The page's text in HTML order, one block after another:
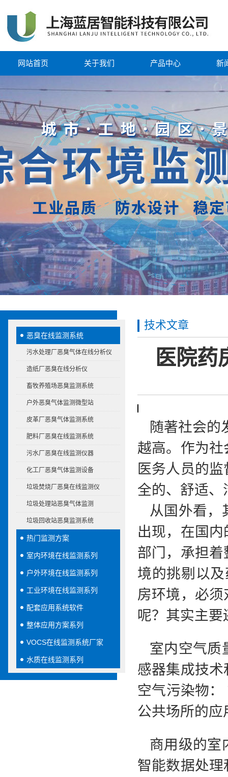
网站首页 关于我们 产品中心 新
恶臭在线监测系统
污水处理厂恶臭气体在线分析仪
造纸厂恶臭在线分析仪
畜牧养殖场恶臭监测系统
户外恶臭气体监测微型站
皮革厂恶臭气体监测系统
肥料厂恶臭在线监测系统
污水厂恶臭在线监测仪器
化工厂恶臭气体监测设备
垃圾焚烧厂恶臭在线监测仪
垃圾处理站恶臭气体监测
垃圾回收站恶臭监测系统
热门监测方案
室内环境在线监测系列
户外环境在线监测系列
工业环境在线监测系列
配套应用系统软件
整体应用方案系列
VOCS在线监测系统厂家
水质在线监测系列
技术文章
医院药
随著社会的
越高。作为
医务人员的
全的、舒适、
从国外看，
出现，在国
部门，承担
境的挑剔以
房环境，必
呢？其实主
室内空气质
感器集成技
空气污染物
公共场所的
商用级的室
智能数据处